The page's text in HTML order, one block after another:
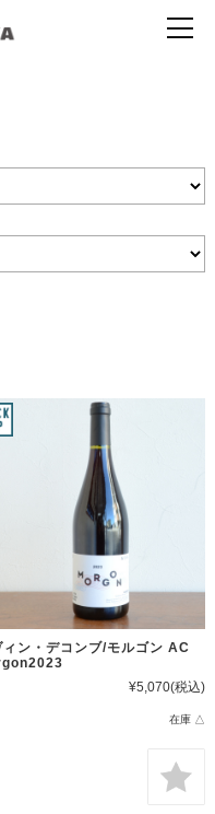
ィン・デコンブ/モルゴン AC
¥5,070(税込)
在庫 △